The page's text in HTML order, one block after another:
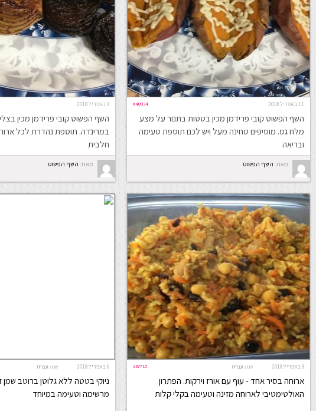
11 באפריל 2018 #48934
השף הפשוט קובי פרידמן מכין בטטות בתנור על מצע
מלח גס. מוסיפים טחינה מעל ויש לכם תוספת טעימה
ובריאה
מאת: השף הפשוט
9 באפריל 2018
השף הפשוט קובי פרידמן מכין
במרינדה. תוספת נהדרת לכל
חלבית
מאת: השף הפשוט
8 באפריל 2018 #37715 שפה: עברית
ארוחה בסיר אחד - עוף עם אורז וירקות. הפתרון
האולטימטיבי לארוחה מזינה וטעימה בקלי קלות
6 באפריל 2018 שפה: עברית
ניוקי בטטה ללא גלוטן ברוטב שמן
מרשימה וטעימה במיוחד